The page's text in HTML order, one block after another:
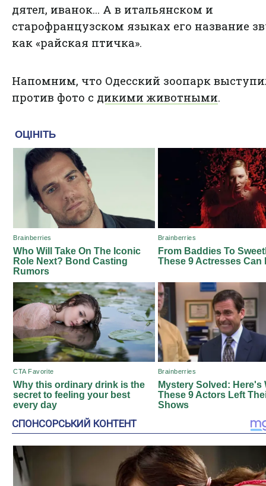
дятел, иванок... А в итальянском и
старофранцузском языках его название
как «райская птичка».
Напомним, что Одесский зоопарк
против фото с дикими животными.